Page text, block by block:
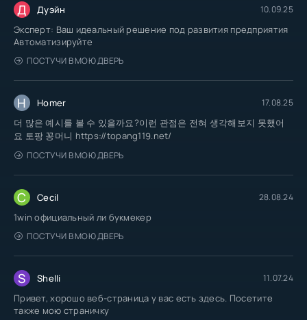
Д Дуэйн 10.09.25
Эксперт: Ваш идеальный решение под развития предприятия
Автоматизируйте
ПОСТУЧИ В МОЮ ДВЕРЬ
H Homer 17.08.25
더 많은 예시를 볼 수 있을까요?이런 관점은 전혀 생각해보지 못했어
요 토팡 꽁머니 https://topang119.net/
ПОСТУЧИ В МОЮ ДВЕРЬ
C Cecil 28.08.24
1win официальный ли букмекер
ПОСТУЧИ В МОЮ ДВЕРЬ
S Shelli 11.07.24
Привет, хорошо веб-страница у вас есть здесь. Посетите
также мою страничку